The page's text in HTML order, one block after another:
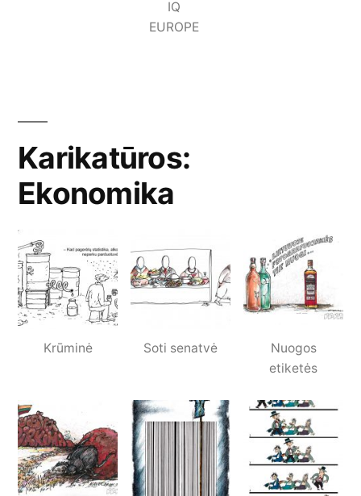
IQ
EUROPE
Karikatūros:
Ekonomika
Krūminė Soti senatvė
Nuogos
etiketės